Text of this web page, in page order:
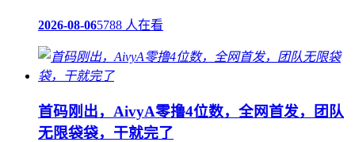
2026-08-065788 人在看
首码刚出，AivyA零撸4位数，全网首发，团队
无限袋袋，干就完了